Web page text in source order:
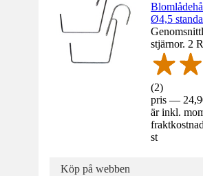
Ø4,5
stjärnor. 2
(2)
pris —
är inkl.
st
Köp på webben